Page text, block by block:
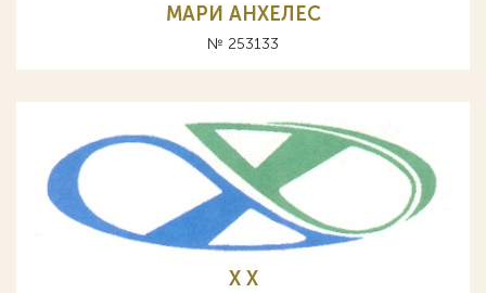
МАРИ АНХЕЛЕС
№ 253133
Х X